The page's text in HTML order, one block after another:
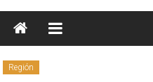
Es
Información
Región